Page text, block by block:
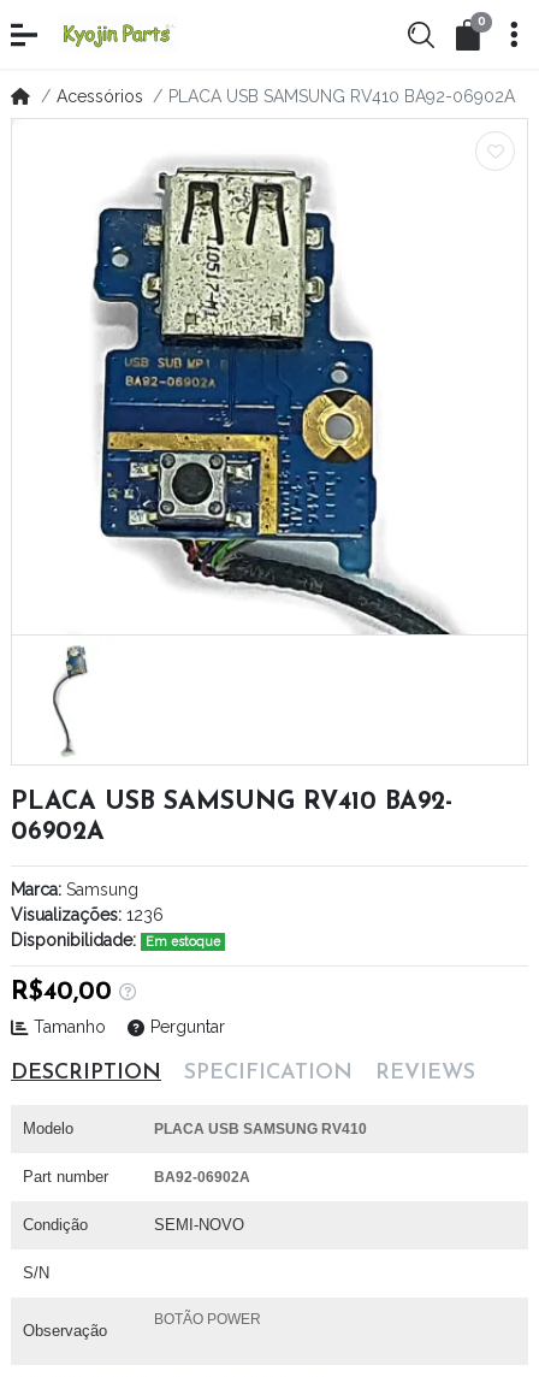
0
Acessórios PLACA USB SAMSUNG RV410 BA92-06902A
PLACA USB SAMSUNG RV410 BA92-
06902A
DESCRIPTION SPECIFICATION REVIEWS
Modelo PLACA USB SAMSUNG RV410
Part number BA92-06902A
Condição SEMI-NOVO
S/N
Observação
BOTÃO POWER
Marca: Samsung
Visualizações: 1236
Disponibilidade:
Em estoque
R$40,00
Tamanho Perguntar